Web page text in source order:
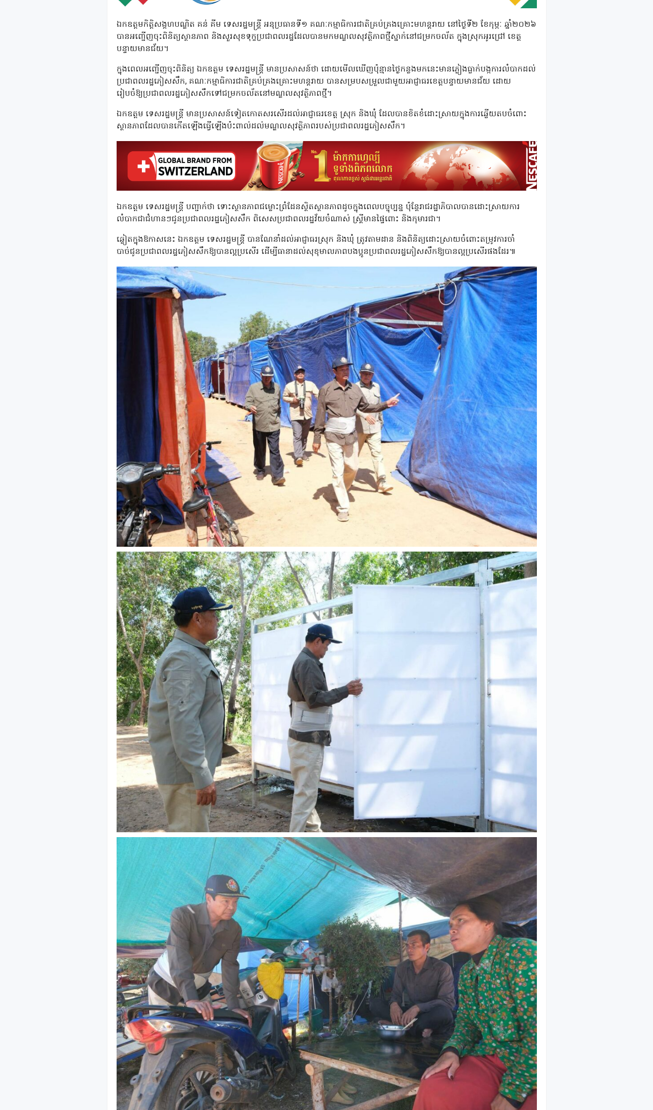
ឯកឧត្តមកិត្តិសង្គហបណ្ឌិត គន់ គីម ទេសរដ្ឋមន្រ្តី អនុប្រធានទី១ គណៈកម្មាធិការជាតិគ្រប់គ្រងគ្រោះមហន្តរាយ នៅថ្ងៃទី២ ខែកុម្ភៈ ឆ្នាំ២០២៦
បានអញ្ជើញចុះពិនិត្យស្ថានភាព និងសួរសុខទុក្ខប្រជាពលរដ្ឋដែលបានមកមណ្ឌលសុវត្ថិភាពថ្មីស្នាក់នៅជម្រកចល័ត ក្នុងស្រុកអូរជ្រៅ ខេត្ត
បន្ទាយមានជ័យ។
ក្នុងពេលអញ្ជើញចុះពិនិត្យ ឯកឧត្តម ទេសរដ្ឋមន្រ្តី មានប្រសាសន៍ថា ដោយមើលឃើញប៉ុន្មានថ្ងៃកន្លងមកនេះមានភ្លៀងធ្លាក់បង្កការលំបាកដល់
ប្រជាពលរដ្ឋភៀសសឹក, គណៈកម្មាធិការជាតិគ្រប់គ្រងគ្រោះមហន្តរាយ បានសម្របសម្រួលជាមួយអាជ្ញាធរខេត្តបន្ទាយមានជ័យ ដោយ
រៀបចំឱ្យប្រជាពលរដ្ឋភៀសសឹកទៅជម្រកចល័តនៅមណ្ឌលសុវត្ថិភាពថ្មី។
ឯកឧត្តម ទេសរដ្ឋមន្រ្តី មានប្រសាសន៍ទៀតកោតសរសើរដល់អាជ្ញាធរខេត្ត ស្រុក និងឃុំ ដែលបានខិតខំដោះស្រាយក្នុងការឆ្លើយតបចំពោះ
ស្ថានភាពដែលបានកើតឡើងធ្វើឡើងប៉ះពាល់ដល់មណ្ឌលសុវត្ថិភាពរបស់ប្រជាពលរដ្ឋភៀសសឹក។
ឯកឧត្តម ទេសរដ្ឋមន្រ្តី បញ្ជាក់ថា ទោះស្ថានភាពជម្លោះព្រំដែនស្ថិតស្ថានភាពដូចក្នុងពេលបច្ចុប្បន្ន ប៉ុន្តែរាជរដ្ឋាភិបាលបានដោះស្រាយការ
លំបាកជាជំហានៗជូនប្រជាពលរដ្ឋភៀសសឹក ពិសេសប្រជាពលរដ្ឋវ័យចំណាស់ ស្រ្តីមានផ្ទៃពោះ និងកុមារជា។
ឆ្លៀតក្នុងឱកាសនេះ ឯកឧត្តម ទេសរដ្ឋមន្រ្តី បានណែនាំដល់អាជ្ញាធរស្រុក និងឃុំ ត្រូវតាមដាន និងពិនិត្យដោះស្រាយចំពោះតម្រូវការចាំ
បាច់ជូនប្រជាពលរដ្ឋភៀសសឹកឱ្យបានល្អប្រសើរ ដើម្បីធានាដល់សុខុមាលភាពបងប្អូនប្រជាពលរដ្ឋភៀសសឹកឱ្យបានល្អប្រសើរផងដែរ៕